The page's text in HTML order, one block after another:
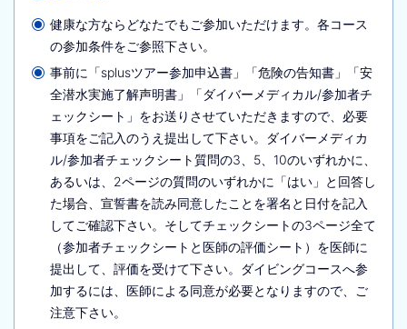
健康な方ならどなたでもご参加いただけます。各コース
の参加条件をご参照下さい。
事前に「splusツアー参加申込書」「危険の告知書」「安
全潜水実施了解声明書」「ダイバーメディカル/参加者チ
ェックシート」をお送りさせていただきますので、必要
事項をご記入のうえ提出して下さい。ダイバーメディカ
ル/参加者チェックシート質問の3、5、10のいずれかに、
あるいは、2ページの質問のいずれかに「はい」と回答し
た場合、宣誓書を読み同意したことを署名と日付を記入
してご確認下さい。そしてチェックシートの3ページ全て
（参加者チェックシートと医師の評価シート）を医師に
提出して、評価を受けて下さい。ダイビングコースへ参
加するには、医師による同意が必要となりますので、ご
注意下さい。